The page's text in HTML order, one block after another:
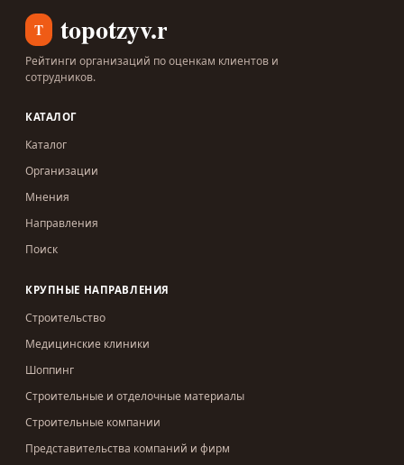
T topotzyv.ru
Рейтинги организаций по оценкам клиентов и
сотрудников.
КАТАЛОГ
Каталог
Организации
Мнения
Направления
Поиск
КРУПНЫЕ НАПРАВЛЕНИЯ
Строительство
Медицинские клиники
Шоппинг
Строительные и отделочные материалы
Строительные компании
Представительства компаний и фирм